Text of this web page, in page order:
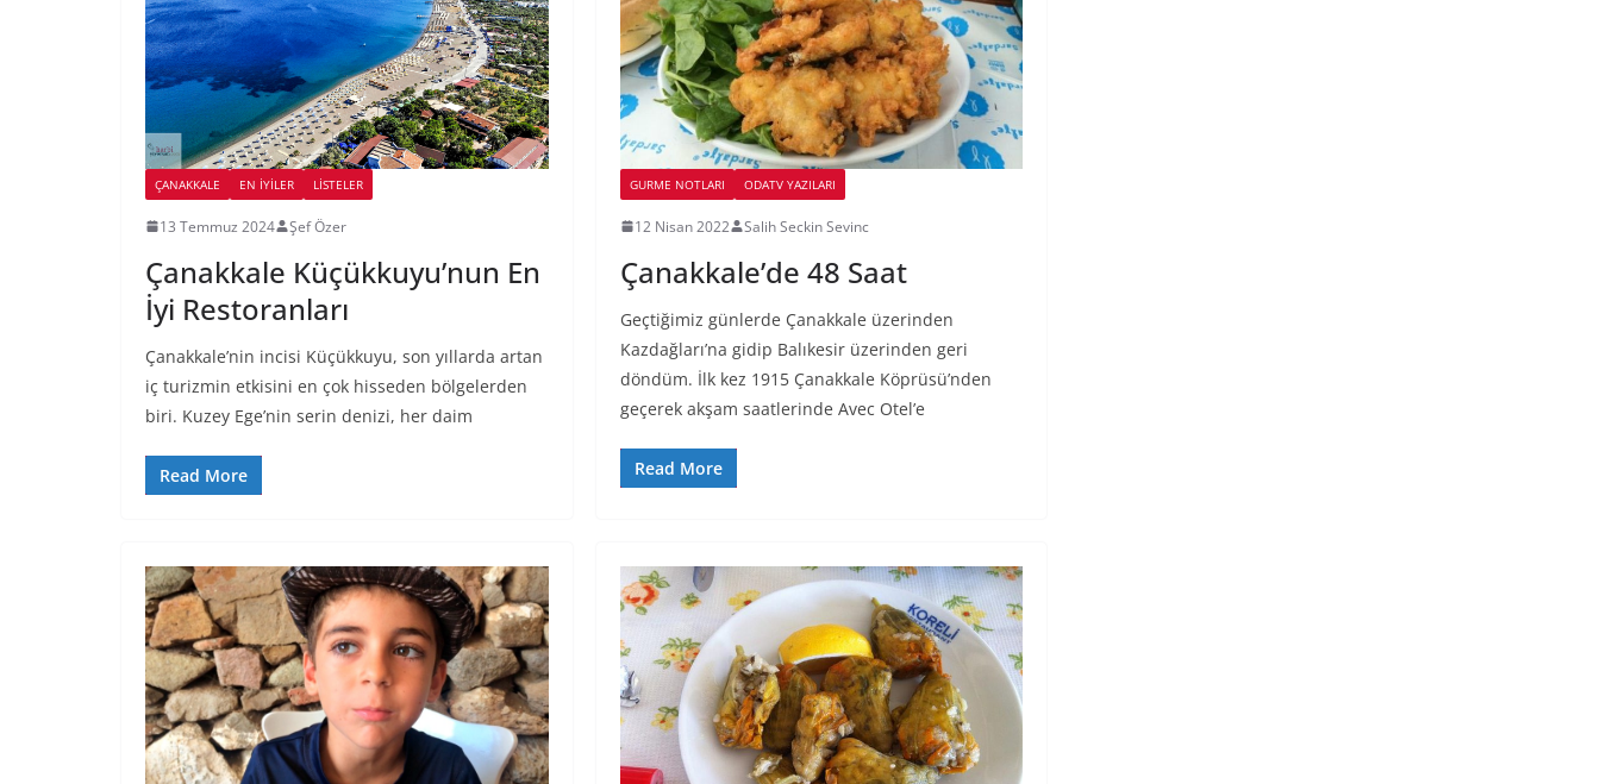
ÇANAKKALE EN İYILER LİSTELER
13 Temmuz 2024 Şef Özer
Çanakkale Küçükkuyu’nun En
İyi Restoranları
Çanakkale’nin incisi Küçükkuyu, son yıllarda artan
iç turizmin etkisini en çok hisseden bölgelerden
biri. Kuzey Ege’nin serin denizi, her daim
Read More
GURME NOTLARI ODATV YAZILARI
12 Nisan 2022 Salih Seckin Sevinc
Çanakkale’de 48 Saat
Geçtiğimiz günlerde Çanakkale üzerinden
Kazdağları’na gidip Balıkesir üzerinden geri
döndüm. İlk kez 1915 Çanakkale Köprüsü’nden
geçerek akşam saatlerinde Avec Otel’e
Read More